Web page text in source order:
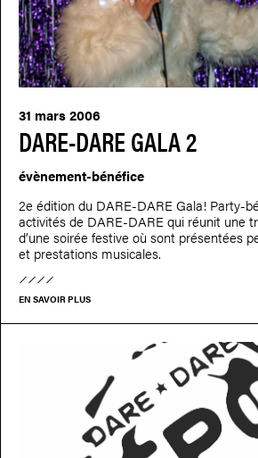
DARE-DARE GALA 2
31 mars 2006
évènement-bénéfice
2e édition du DARE-DARE Gala! Party-
activités de DARE-DARE qui réunit une
d’une soirée festive où sont présentées
et prestations musicales.
EN SAVOIR PLUS